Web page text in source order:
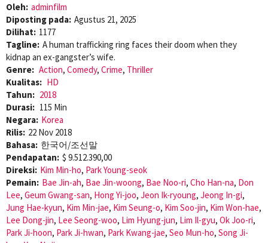
Oleh: adminfilm
Diposting pada: Agustus 21, 2025
Dilihat: 1177
Tagline: A human trafficking ring faces their doom when they
kidnap an ex-gangster’s wife.
Genre: Action, Comedy, Crime, Thriller
Kualitas: HD
Tahun: 2018
Durasi: 115 Min
Negara: Korea
Rilis: 22 Nov 2018
Bahasa: 한국어/조선말
Pendapatan: $ 9.512.390,00
Direksi: Kim Min-ho, Park Young-seok
Pemain: Bae Jin-ah, Bae Jin-woong, Bae Noo-ri, Cho Han-na, Don
Lee, Geum Gwang-san, Hong Yi-joo, Jeon Ik-ryoung, Jeong In-gi,
Jung Hae-kyun, Kim Min-jae, Kim Seung-o, Kim Soo-jin, Kim Won-hae,
Lee Dong-jin, Lee Seong-woo, Lim Hyung-jun, Lim Il-gyu, Ok Joo-ri,
Park Ji-hoon, Park Ji-hwan, Park Kwang-jae, Seo Mun-ho, Song Ji-